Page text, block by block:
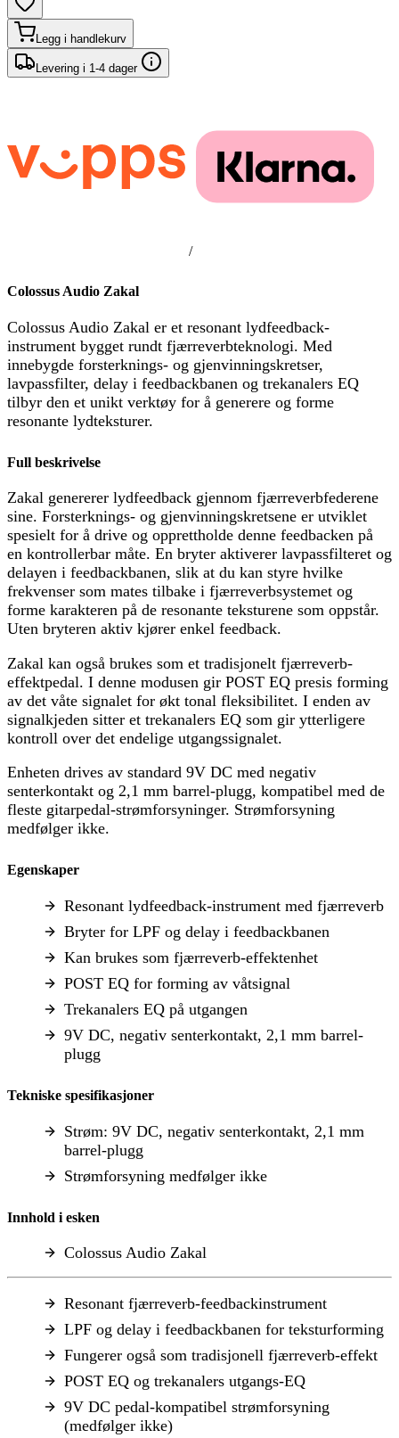
Legg i handlekurv
Levering i 1-4 dager
/
Colossus Audio Zakal
Colossus Audio Zakal er et resonant lydfeedback-
instrument bygget rundt fjærreverbteknologi. Med
innebygde forsterknings- og gjenvinningskretser,
lavpassfilter, delay i feedbackbanen og trekanalers EQ
tilbyr den et unikt verktøy for å generere og forme
resonante lydteksturer.
Full beskrivelse
Zakal genererer lydfeedback gjennom fjærreverbfederene
sine. Forsterknings- og gjenvinningskretsene er utviklet
spesielt for å drive og opprettholde denne feedbacken på
en kontrollerbar måte. En bryter aktiverer lavpassfilteret og
delayen i feedbackbanen, slik at du kan styre hvilke
frekvenser som mates tilbake i fjærreverbsystemet og
forme karakteren på de resonante teksturene som oppstår.
Uten bryteren aktiv kjører enkel feedback.
Zakal kan også brukes som et tradisjonelt fjærreverb-
effektpedal. I denne modusen gir POST EQ presis forming
av det våte signalet for økt tonal fleksibilitet. I enden av
signalkjeden sitter et trekanalers EQ som gir ytterligere
kontroll over det endelige utgangssignalet.
Enheten drives av standard 9V DC med negativ
senterkontakt og 2,1 mm barrel-plugg, kompatibel med de
fleste gitarpedal-strømforsyninger. Strømforsyning
medfølger ikke.
Egenskaper
Resonant lydfeedback-instrument med fjærreverb
Bryter for LPF og delay i feedbackbanen
Kan brukes som fjærreverb-effektenhet
POST EQ for forming av våtsignal
Trekanalers EQ på utgangen
9V DC, negativ senterkontakt, 2,1 mm barrel-
plugg
Tekniske spesifikasjoner
Strøm: 9V DC, negativ senterkontakt, 2,1 mm
barrel-plugg
Strømforsyning medfølger ikke
Innhold i esken
Colossus Audio Zakal
Resonant fjærreverb-feedbackinstrument
LPF og delay i feedbackbanen for teksturforming
Fungerer også som tradisjonell fjærreverb-effekt
POST EQ og trekanalers utgangs-EQ
9V DC pedal-kompatibel strømforsyning
(medfølger ikke)